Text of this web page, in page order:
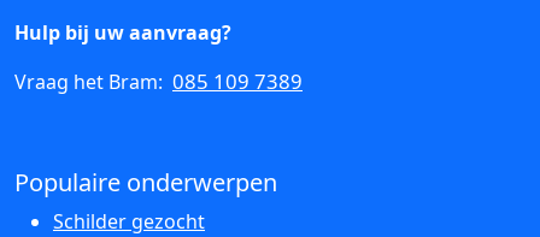
Hulp bij uw aanvraag?
Vraag het Bram: 085 109 7389
Populaire onderwerpen
Schilder gezocht